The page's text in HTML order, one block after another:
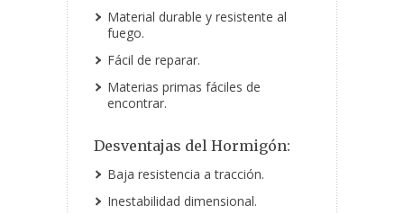
Material durable y resistente al
fuego.
Fácil de reparar.
Materias primas fáciles de
encontrar.
Desventajas del Hormigón:
Baja resistencia a tracción.
Inestabilidad dimensional.